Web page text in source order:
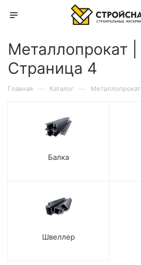
Металлопрокат |
Страница 4
Главная — Каталог — Металлопрокат
Балка
Швеллер